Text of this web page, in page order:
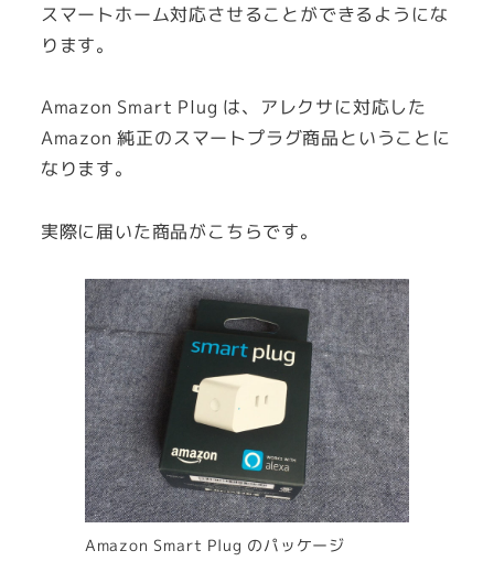
スマートホーム対応させることができるようにな
ります。
Amazon Smart Plug は、アレクサに対応した
Amazon 純正のスマートプラグ商品ということに
なります。
実際に届いた商品がこちらです。
Amazon Smart Plug のパッケージ